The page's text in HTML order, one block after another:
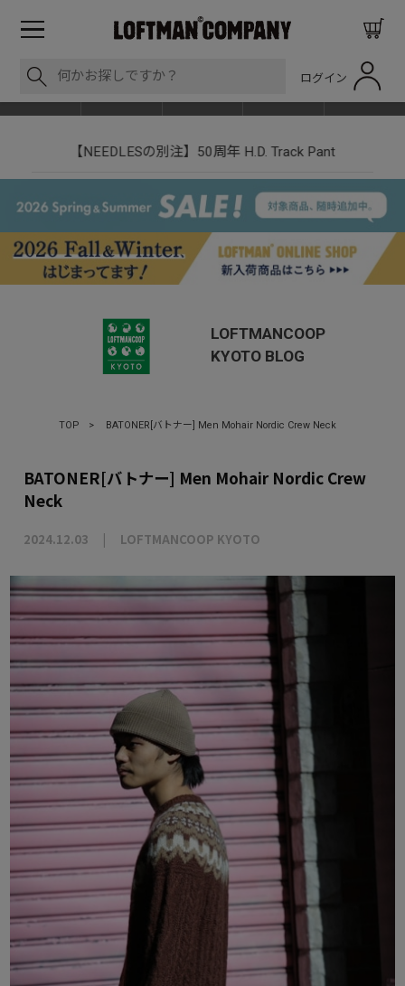
ログイン
【NEEDLESの別注】50周年 H.D. Track Pant
LOFTMANCOOP
KYOTOBLOG
TOP > BATONER[バトナー] Men Mohair Nordic Crew Neck
BATONER[バトナー] Men Mohair Nordic Crew
Neck
2024.12.03 LOFTMANCOOP KYOTO